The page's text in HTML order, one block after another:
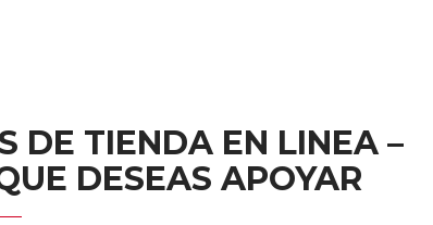
DE TIENDA EN LINEA –
DESEAS APOYAR